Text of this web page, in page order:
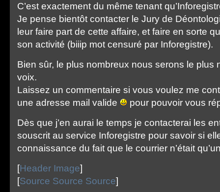
C’est exactement du même tenant
Je pense bientôt contacter le Jury de
leur faire part de cette affaire, et faire en sorte
son activité (biiip mot censuré par Inforegistre).
Bien sûr, le plus nombreux nous serons le plus
voix.
Laissez un commentaire si vous voulez me
une adresse mail valide
pour pouvoir vous
Dès que j’en aurai le temps je contacterai les
souscrit au service Inforegistre pour savoir si
connaissance du fait que le courrier n’était
[Header Image]
[Source Source Source]